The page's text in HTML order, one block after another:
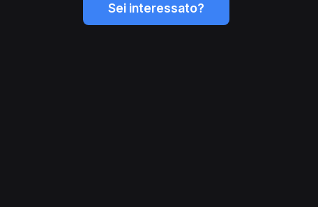
Sei interessato?